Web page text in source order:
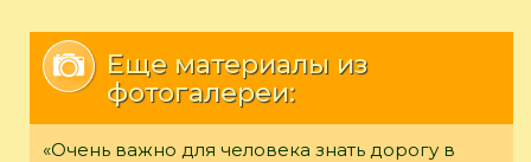
Еще материалы из
фотогалереи:
«Очень важно для человека знать дорогу в